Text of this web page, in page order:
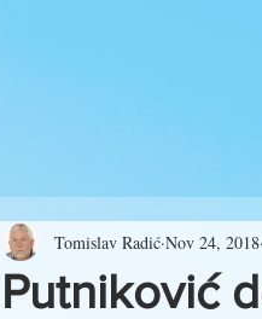
Putniković
Tomislav Radić Nov 24, 2018